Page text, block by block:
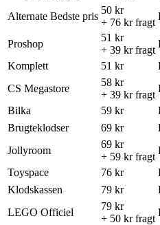
Alternate Bedste pris
50 kr
+ 76 kr fragt
Proshop
51 kr
+ 39 kr fragt
Komplett 51 kr
CS Megastore
58 kr
+ 39 kr fragt
Bilka 59 kr
Brugteklodser 69 kr
Jollyroom
69 kr
+ 59 kr fragt
Toyspace 76 kr
Klodskassen 79 kr
LEGO Officiel
79 kr
+ 50 kr fragt